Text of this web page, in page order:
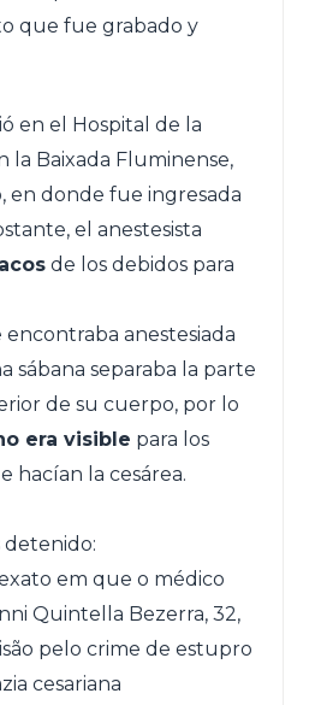
que fue grabado y
en el Hospital de la
la Baixada Fluminense,
en donde fue ingresada
el anestesista
de los debidos para
encontraba anestesiada
sábana separaba la parte
de su cuerpo, por lo
era visible para los
hacían la cesárea.
em que o médico
Quintella Bezerra, 32,
pelo crime de estupro
cesariana